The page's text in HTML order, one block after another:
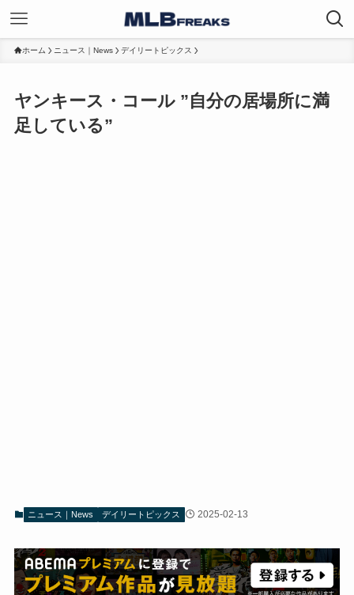
ホーム ニュース｜News デイリートピックス
ヤンキース・コール ”自分の居場所に満
足している”
ニュース｜News デイリートピックス 2025-02-13